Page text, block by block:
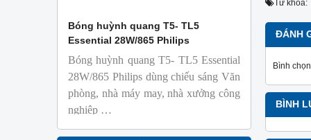
Bóng huỳnh quang T5- TL5
Essential 28W/865 Philips
Bóng huỳnh quang T5- TL5 Essential
28W/865 Philips dùng chiếu sáng Văn
phòng, nhà máy may, nhà xưởng công
nghiệp …
Bóng
18W/965
TL-D
phỏng
nhiên
Với độ
sử dụng
Sản
Từ khóa:
ĐÁNH
Bình
BÌNH